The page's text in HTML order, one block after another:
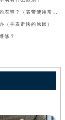
如何更换浪琴手表的表带？（表带使用常识）
（手表走快的原因）
修？